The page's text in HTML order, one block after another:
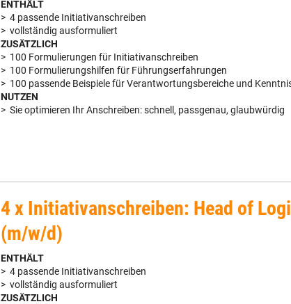
ENTHÄLT
> 4 passende Initiativanschreiben
> vollständig ausformuliert
ZUSÄTZLICH
> 100 Formulierungen für Initiativanschreiben
> 100 Formulierungshilfen für Führungserfahrungen
> 100 passende Beispiele für Verantwortungsbereiche und
NUTZEN
> Sie optimieren Ihr Anschreiben: schnell, passgenau, glaubwürdig
4 x Initiativanschreiben: Head of
(m/w/d)
ENTHÄLT
> 4 passende Initiativanschreiben
> vollständig ausformuliert
ZUSÄTZLICH